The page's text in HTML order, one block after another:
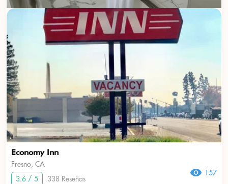
Economy Inn
Fresno, CA
3.6 / 5
338 Reseñas
157